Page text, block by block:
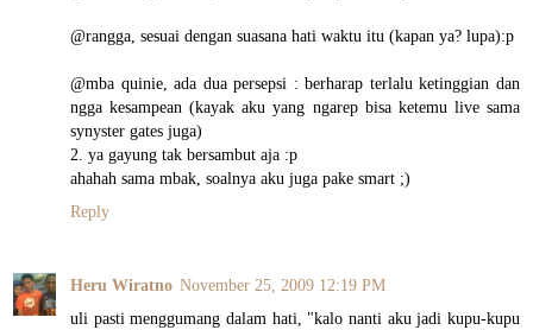
@rangga, sesuai dengan suasana hati waktu itu (kapan ya? lupa):p
@mba quinie, ada dua persepsi : berharap terlalu ketinggian dan
ngga kesampean (kayak aku yang ngarep bisa ketemu live sama
synyster gates juga)
2. ya gayung tak bersambut aja :p
ahahah sama mbak, soalnya aku juga pake smart ;)
Reply
Heru Wiratno November 25, 2009 12:19 PM
uli pasti menggumang dalam hati, "kalo nanti aku jadi kupu-kupu